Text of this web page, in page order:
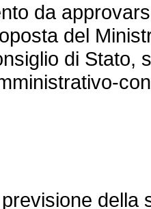
da
del
di Stato,
della